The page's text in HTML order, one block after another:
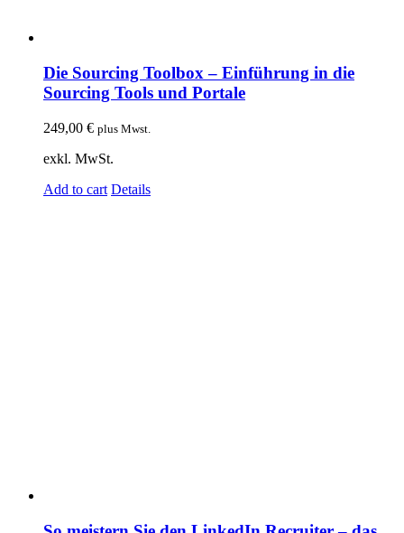
Die Sourcing Toolbox – Einführung in die
Sourcing Tools und Portale
249,00 € plus Mwst.
exkl. MwSt.
Add to cart Details